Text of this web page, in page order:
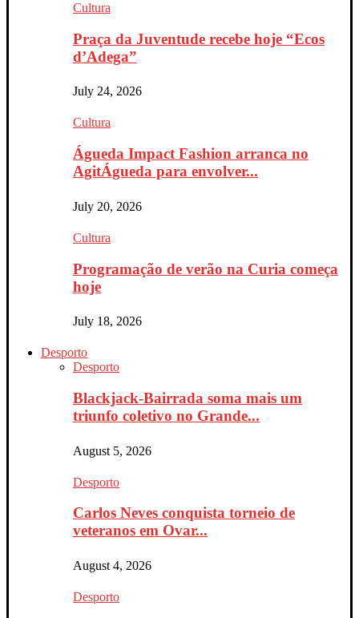
Cultura
Praça da Juventude recebe hoje “Ecos
d’Adega”
July 24, 2026
Cultura
Águeda Impact Fashion arranca no
AgitÁgueda para envolver...
July 20, 2026
Cultura
Programação de verão na Curia começa
hoje
July 18, 2026
Desporto
Desporto
Blackjack-Bairrada soma mais um
triunfo coletivo no Grande...
August 5, 2026
Desporto
Carlos Neves conquista torneio de
veteranos em Ovar...
August 4, 2026
Desporto